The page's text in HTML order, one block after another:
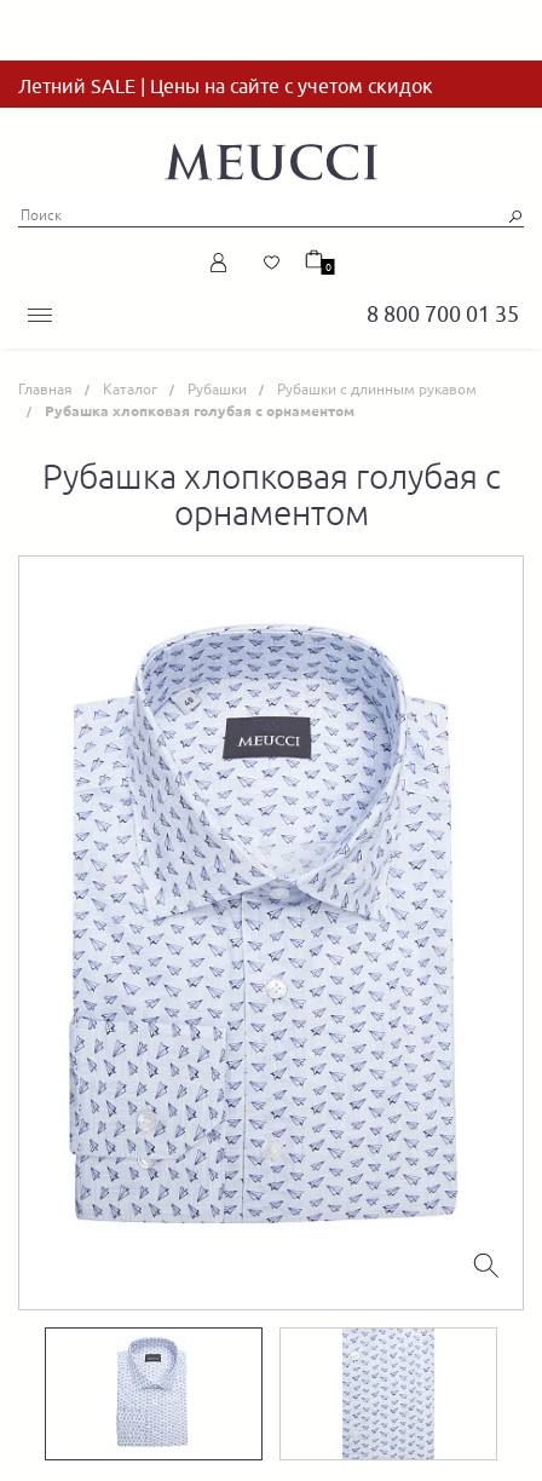
Летний SALE | Цены на сайте с учетом скидок
8 800 700 01 35
0
Главная Каталог Рубашки Рубашки с длинным рукавом
Рубашка хлопковая голубая с орнаментом
Рубашка хлопковая голубая с
орнаментом